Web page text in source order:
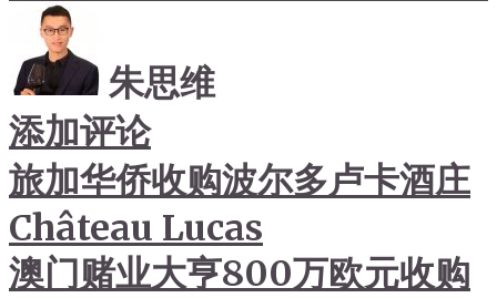
朱思维
添加评论
旅加华侨收购波尔多卢卡酒庄
Château Lucas
澳门赌业大亨800万欧元收购